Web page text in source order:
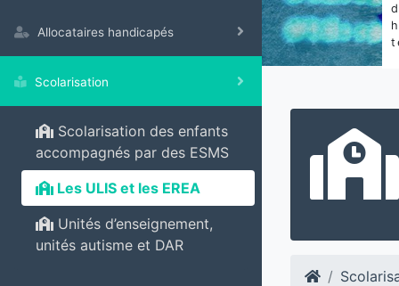
Allocataires handicapés
Scolarisation
Scolarisation des enfants
accompagnés par des ESMS
Les ULIS et les EREA
Unités d’enseignement,
unités autisme et DAR